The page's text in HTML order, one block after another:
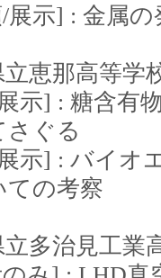
展示] : 金属
立恵那高等
示] : 糖含有
さぐる
示] : バイオ
ての考察
立多治見工